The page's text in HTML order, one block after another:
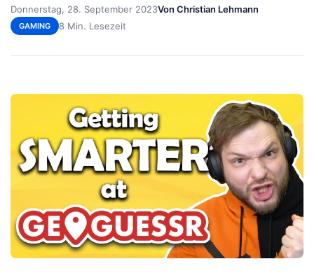
Donnerstag, 28. September 2023Von Christian Lehmann
GAMING 8 Min. Lesezeit